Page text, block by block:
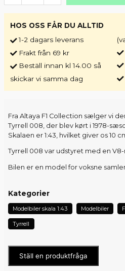
HOS OSS FÅR DU ALLTID
1-2 dagars leverans
Frakt från 69 kr
Beställ innan kl 14.00 så
skickar vi samma dag
Fra Altaya F1 Collection sælger vi
Tyrrell 008, der blev kørt i 1978-
Skalaen er 1:43, hvilket giver os 10
Tyrrell 008 var udstyret med en
Bilen er en model for voksne
Kategorier
Modelbiler skala 1:43 Modelbiler
Tyrrell
Ställ en produktfråga